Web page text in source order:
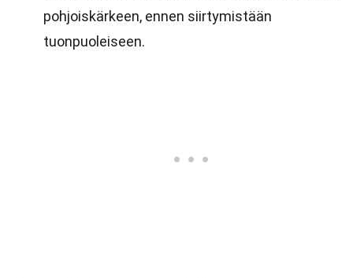
pohjoiskärkeen, ennen siirtymistään
tuonpuoleiseen.